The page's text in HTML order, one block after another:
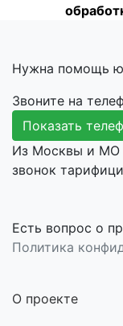
Нужна помощь
Звоните на
Показать
Из Москвы и МО
звонок
Есть вопрос о
Политика
О проекте